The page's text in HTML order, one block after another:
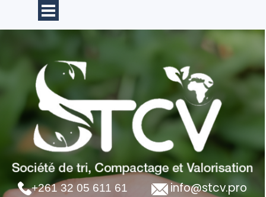
Aller au contenu
+261 32 05 611 61 info@stcv.pro